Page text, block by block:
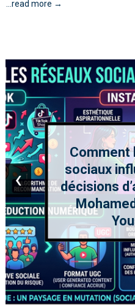
...read more →
Comment
sociaux
décisions
‹